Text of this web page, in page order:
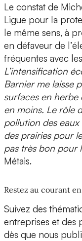
Le constat de
Ligue pour la
le même sens, à
en défaveur de
fréquentes avec
L’intensification
Barnier me laisse
surfaces en herbe
en moins. Le rôle
pollution des
des prairies pour
pas très bon pour
Métais.
Restez au courant
Suivez des
entreprises et des
dès que nous